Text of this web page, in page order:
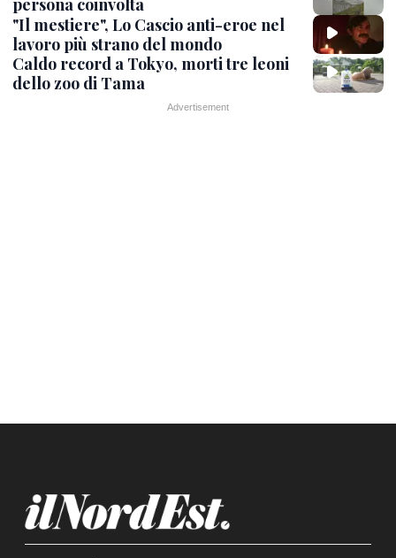
persona coinvolta
"Il mestiere", Lo Cascio anti-eroe nel
lavoro più strano del mondo
Caldo record a Tokyo, morti tre leoni
dello zoo di Tama